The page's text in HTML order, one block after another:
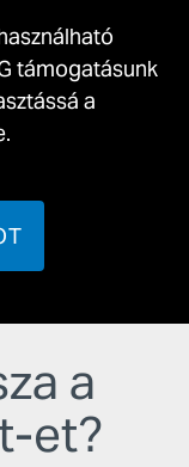
támogatásunk
a
a
et?